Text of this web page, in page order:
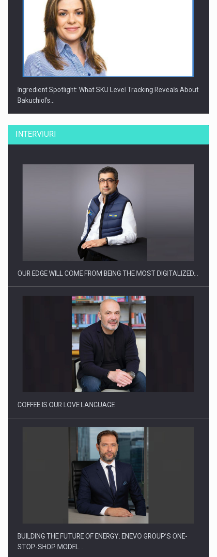
Ingredient Spotlight: What SKU Level Tracking Reveals About
Bakuchiol's…
Producatorii si comerciantii care nu se supun noilor
Proteinmaxxing and the Future of Protein Demand
INTERVIURI
OUR EDGE WILL COME FROM BEING THE MOST DIGITALIZED…
COFFEE IS OUR LOVE LANGUAGE
BUILDING THE FUTURE OF ENERGY: ENEVO GROUP’S ONE-
STOP-SHOP MODEL…